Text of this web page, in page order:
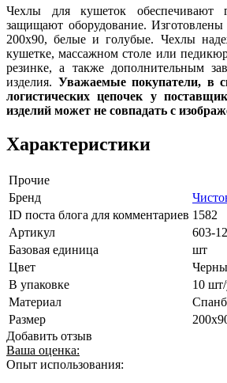
Чехлы для кушеток обеспечивают
защищают оборудование. Изготовлены
200х90, белые и голубые. Чехлы
кушетке, массажном столе или
резинке, а также дополнительным
изделия. Уважаемые покупатели, в
логистических цепочек у
изделий может не совпадать с
Характеристики
Прочие
Бренд
ID поста блога для комментариев 1582
Артикул
603-
Базовая единица
шт
Цвет
В упаковке
10
Материал
Размер
Добавить отзыв
Ваша оценка:
Опыт использования: